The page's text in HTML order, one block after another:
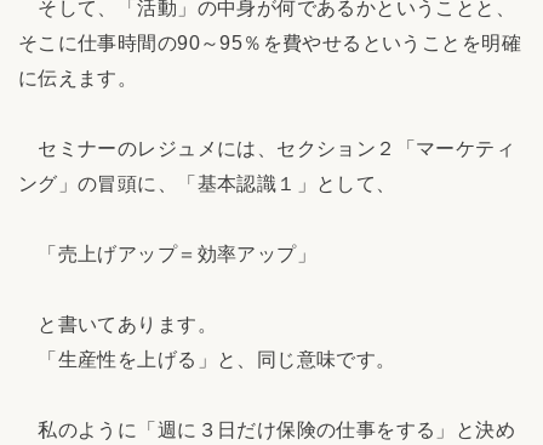
そして、「活動」の中身が何であるかということと、
そこに仕事時間の90～95％を費やせるということを明確
に伝えます。
セミナーのレジュメには、セクション２「マーケティ
ング」の冒頭に、「基本認識１」として、
「売上げアップ＝効率アップ」
と書いてあります。
「生産性を上げる」と、同じ意味です。
私のように「週に３日だけ保険の仕事をする」と決め